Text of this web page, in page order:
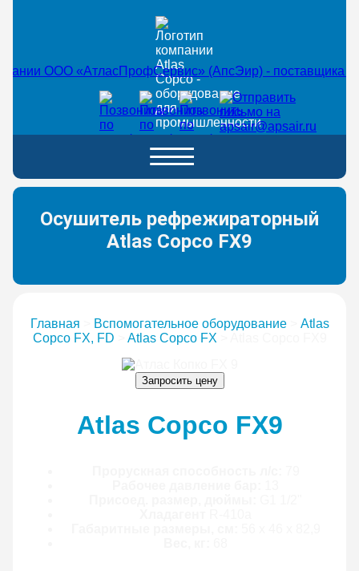
Осушитель рефрежираторный
Atlas Copco FX9
Главная Вспомогательное оборудование> Atlas
Copco FX, FD
Atlas Copco FX
Запросить цену
Atlas Copco FX9